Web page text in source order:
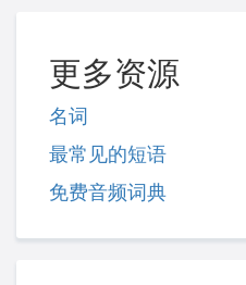
更多资源
名词
最常见的短语
免费音频词典